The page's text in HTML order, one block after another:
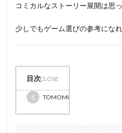
コミカルなストーリー展開は思
少しでもゲーム選びの参考になれ
目次
1 TOMOMI